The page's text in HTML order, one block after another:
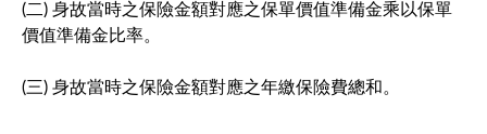
(二) 身故當時之保險金額對應之保單價值準備金乘以保單
價值準備金比率。
(三) 身故當時之保險金額對應之年繳保險費總和。